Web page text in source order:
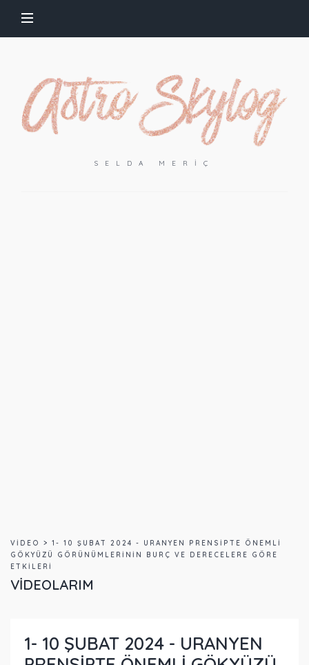
SELDA MERIÇ
VIDEO > 1- 10 ŞUBAT 2024 - URANYEN PRENSIPTE ÖNEMLI
GÖKYÜZÜ GÖRÜNÜMLERININ BURÇ VE DERECELERE GÖRE
ETKILERI
VIDEOLARIM
1- 10 ŞUBAT 2024 - URANYEN